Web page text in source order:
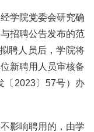
学院党委会研究确
招聘公告发布的范
聘人员后，学院将
新聘用人员审核备
〔2023〕57号）办
影响聘用的，由学